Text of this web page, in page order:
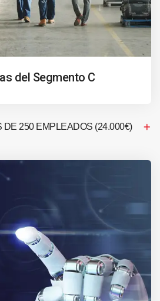
del Segmento C
DE 250 EMPLEADOS (24.000€)